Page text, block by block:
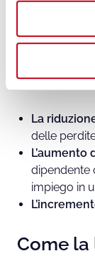
Essere
La
delle
dipendente
impiego in
Come